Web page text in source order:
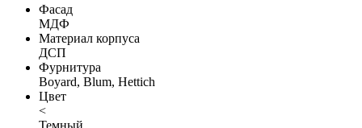
Фасад
МДФ
Материал корпуса
ДСП
Фурнитура
Boyard, Blum, Hettich
Цвет
<
Темный